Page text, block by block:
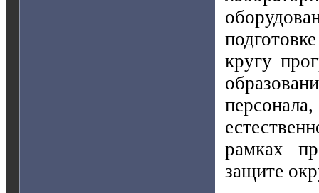
кругу
рамках
защите